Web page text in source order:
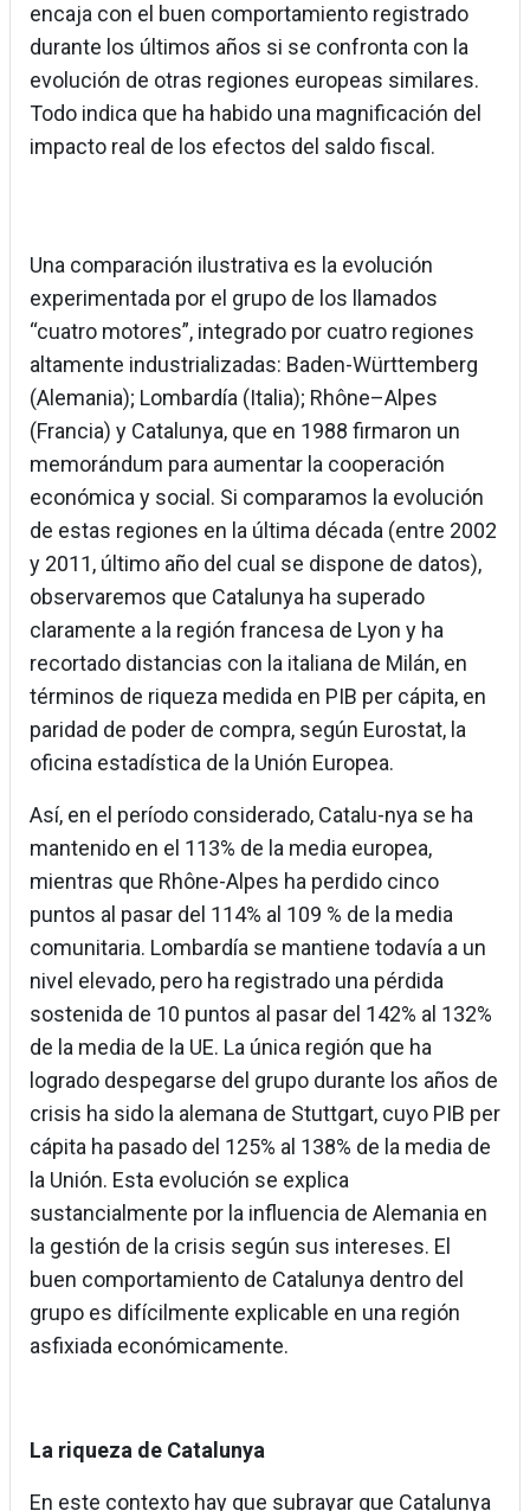
encaja con el buen comportamiento registrado
durante los últimos años si se confronta con la
evolución de otras regiones europeas similares.
Todo indica que ha habido una magnificación del
impacto real de los efectos del saldo fiscal.
Una comparación ilustrativa es la evolución
experimentada por el grupo de los llamados
“cuatro motores”, integrado por cuatro regiones
altamente industrializadas: Baden-Württemberg
(Alemania); Lombardía (Italia); Rhône–Alpes
(Francia) y Catalunya, que en 1988 firmaron un
memorándum para aumentar la cooperación
económica y social. Si comparamos la evolución
de estas regiones en la última década (entre 2002
y 2011, último año del cual se dispone de datos),
observaremos que Catalunya ha superado
claramente a la región francesa de Lyon y ha
recortado distancias con la italiana de Milán, en
términos de riqueza medida en PIB per cápita, en
paridad de poder de compra, según Eurostat, la
oficina estadística de la Unión Europea.
Así, en el período considerado, Catalu-nya se ha
mantenido en el 113% de la media europea,
mientras que Rhône-Alpes ha perdido cinco
puntos al pasar del 114% al 109 % de la media
comunitaria. Lombardía se mantiene todavía a un
nivel elevado, pero ha registrado una pérdida
sostenida de 10 puntos al pasar del 142% al 132%
de la media de la UE. La única región que ha
logrado despegarse del grupo durante los años de
crisis ha sido la alemana de Stuttgart, cuyo PIB per
cápita ha pasado del 125% al 138% de la media de
la Unión. Esta evolución se explica
sustancialmente por la influencia de Alemania en
la gestión de la crisis según sus intereses. El
buen comportamiento de Catalunya dentro del
grupo es difícilmente explicable en una región
asfixiada económicamente.
La riqueza de Catalunya
En este contexto hay que subrayar que Catalunya